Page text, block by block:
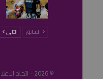
السابق التالي
© 2026 - اتحاد الاعلام الحر. All Rights Reserved.